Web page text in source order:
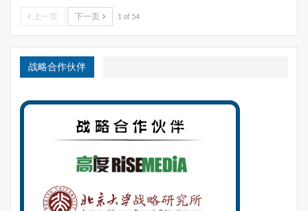
1621年，罗马尼亚特兰西瓦尼亚的一个公爵 Gabor
Bethlen收留了他们，让哈特人住进了他的领地。但是，三
特人不断遭到袭击和抢劫，直到被迫放弃他们的社区，隐藏
在附近岩石之间避难的地步。这种对哈特公社的破坏持续了
哈特人虽然经历了不断的颠沛流离，但是他们始终坚持他们
自己的精神和信仰，不肯妥协，并在1755年，随着275个
路德教徒从奥地利的卡林西亚的到来，他们经历了一个时期
的复兴。但是，新的迫害又到来了，他们随后逃到了今天是
罗马尼亚的瓦拉几亚。之后，由于土耳其人和俄罗斯人的战
争，哈特人在1770年前往俄罗斯，并重新建立了新的社
区，种植果园，再次顽强的生存下来并且保持活跃和发展。
上一页 下一页 1 of 54
战略合作伙伴